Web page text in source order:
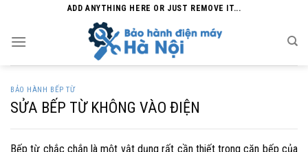
content
ADD ANYTHING HERE OR JUST REMOVE IT...
BẢO HÀNH BẾP TỪ
SỬA BẾP TỪ KHÔNG VÀO ĐIỆN
Bếp từ chắc chắn là một vật dụng rất cần thiết trong căn bếp của